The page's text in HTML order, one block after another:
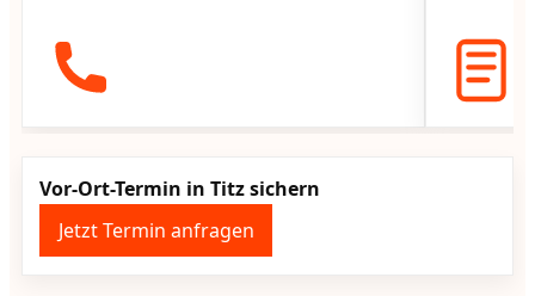
Vor-Ort-Termin in Titz sichern
Jetzt Termin anfragen